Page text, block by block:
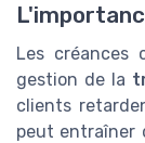
Les créances
gestion de la
clients
peut entraîner